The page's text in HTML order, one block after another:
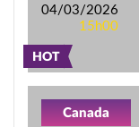
HOT
04/03/2026
15h00
Canada